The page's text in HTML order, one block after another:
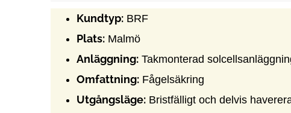
Kundtyp:BRF
Plats:Malmö
Anläggning:Takmonterad
Omfattning:Fågelsäkring
Utgångsläge:Bristfälligt och delvis